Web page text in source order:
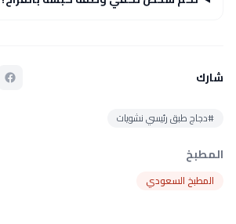
شارك
#دجاج طبق رئيسي نشويات
المطبخ
المطبخ السعودي